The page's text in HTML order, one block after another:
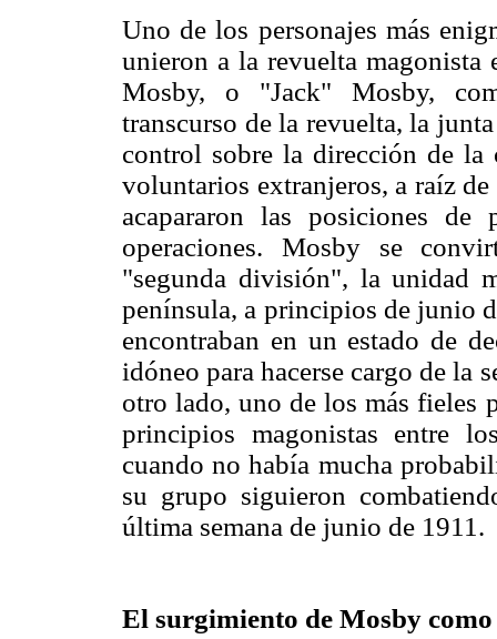
Uno de los personajes más
unieron a la revuelta
Mosby, o "Jack" Mosby,
transcurso de la revuelta, la
control sobre la dirección de la
voluntarios extranjeros, a raíz
acapararon las posiciones
operaciones. Mosby se
"segunda división", la unidad
península, a principios de junio
encontraban en un estado de
idóneo para hacerse cargo de la
otro lado, uno de los más fieles
principios magonistas entre
cuando no había mucha
su grupo siguieron
última semana de junio de 1911.
El surgimiento de Mosby